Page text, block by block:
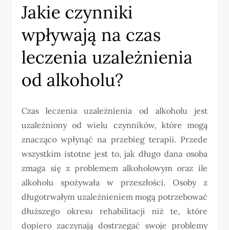
Jakie czynniki
wpływają na czas
leczenia uzależnienia
od alkoholu?
Czas leczenia uzależnienia od alkoholu jest
uzależniony od wielu czynników, które mogą
znacząco wpłynąć na przebieg terapii. Przede
wszystkim istotne jest to, jak długo dana osoba
zmaga się z problemem alkoholowym oraz ile
alkoholu spożywała w przeszłości. Osoby z
długotrwałym uzależnieniem mogą potrzebować
dłuższego okresu rehabilitacji niż te, które
dopiero zaczynają dostrzegać swoje problemy